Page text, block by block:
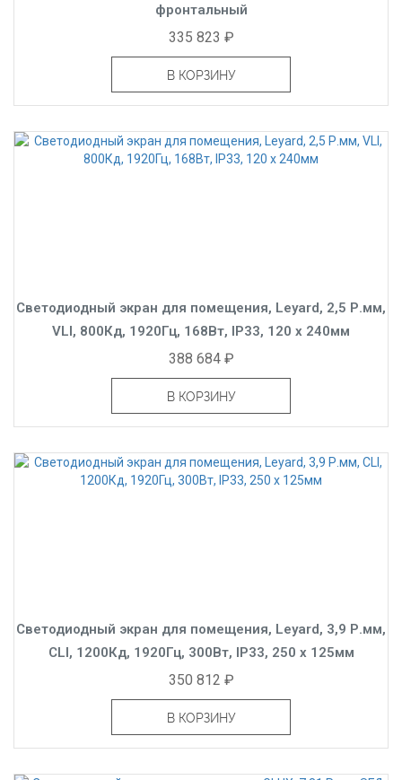
фронтальный
335 823 ₽
В КОРЗИНУ
Светодиодный экран для помещения, Leyard, 2,5 Р.мм,
VLI, 800Кд, 1920Гц, 168Вт, IP33, 120 x 240мм
388 684 ₽
В КОРЗИНУ
Светодиодный экран для помещения, Leyard, 3,9 Р.мм,
CLI, 1200Кд, 1920Гц, 300Вт, IP33, 250 x 125мм
350 812 ₽
В КОРЗИНУ